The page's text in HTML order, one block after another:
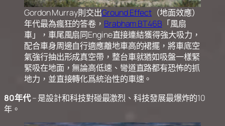
Gordon Murray則交出Ground Effect （地面效應）
年代最為瘋狂的答卷， Brabham BT46B「風扇
車」，車尾風扇同Engine直接連結獲得強大吸力，
配合車身周邊自行適應離地車高的裙擺，將車底空
氣強行抽出形成真空帶，整台車就猶如吸盤一樣緊
緊吸在地面，無論高低速、彎道直路都有恐怖的抓
地力，並直接轉化爲統治性的車速。
80年代– 是設計和科技對碰最激烈、科技發展最爆炸的10
年。